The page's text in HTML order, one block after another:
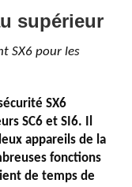
supérieur
SX6 pour les
SX6
SC6 et SI6. Il
appareils de la
fonctions
de temps de